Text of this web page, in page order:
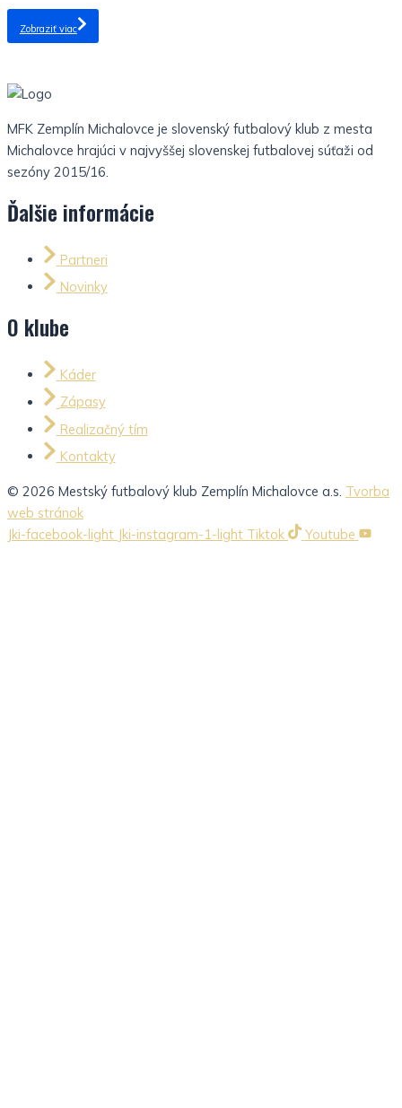
Zobraziť viac
MFK Zemplín Michalovce je slovenský futbalový klub z mesta
Michalovce hrajúci v najvyššej slovenskej futbalovej súťaži od
sezóny 2015/16.
Ďalšie informácie
Partneri
Novinky
O klube
Káder
Zápasy
Realizačný tím
Kontakty
© 2026 Mestský futbalový klub Zemplín Michalovce a.s. Tvorba
web stránok
Jki-facebook-light Jki-instagram-1-light Tiktok Youtube